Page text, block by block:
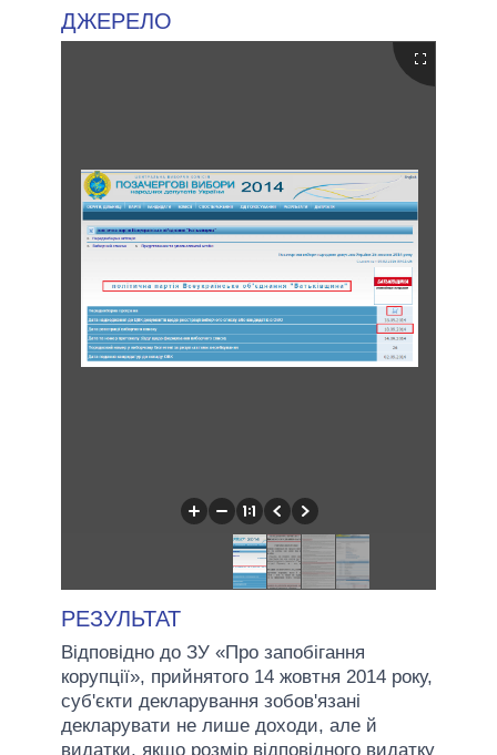
ДЖЕРЕЛО
РЕЗУЛЬТАТ
Відповідно до ЗУ «Про запобігання
корупції», прийнятого 14 жовтня 2014 року,
суб'єкти декларування зобов'язані
декларувати не лише доходи, але й
видатки, якщо розмір відповідного видатку